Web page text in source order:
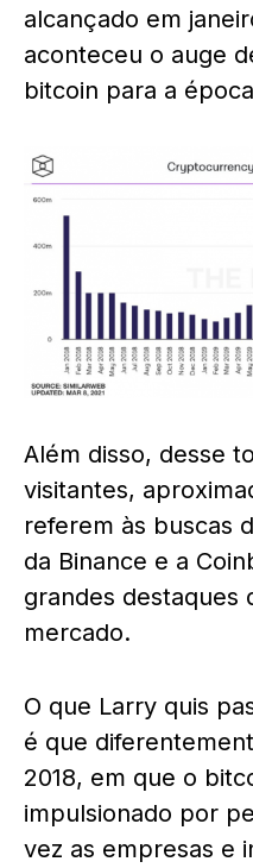
alcançado em
aconteceu o auge
bitcoin para a
Além disso, desse
visitantes,
referem às buscas
da Binance e a
grandes destaques
mercado.
O que Larry quis
é que
2018, em que o
impulsionado por
vez as empresas e